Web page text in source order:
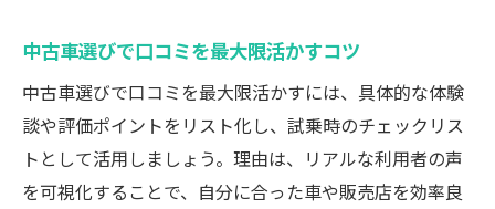
中古車選びで口コミを最大限活かすコツ
中古車選びで口コミを最大限活かすには、具体的な体験
談や評価ポイントをリスト化し、試乗時のチェックリス
トとして活用しましょう。理由は、リアルな利用者の声
を可視化することで、自分に合った車や販売店を効率良